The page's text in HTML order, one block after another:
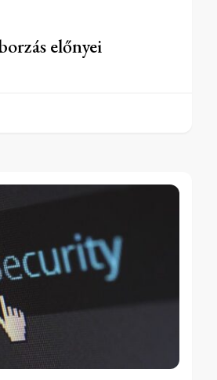
előnyei